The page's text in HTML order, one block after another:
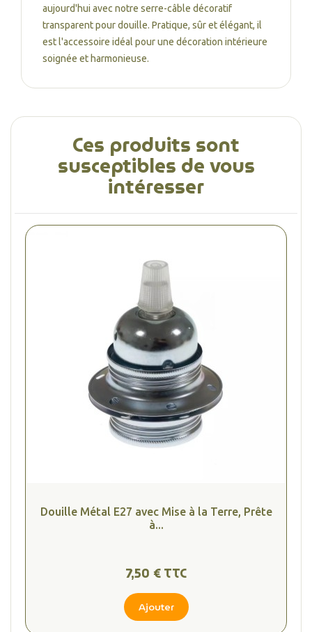
aujourd'hui avec notre serre-câble décoratif
transparent pour douille. Pratique, sûr et élégant, il
est l'accessoire idéal pour une décoration intérieure
soignée et harmonieuse.
Ces produits sont
susceptibles de vous
intéresser
Douille Métal E27 avec Mise à la Terre, Prête
à...
7,50 € TTC
Ajouter